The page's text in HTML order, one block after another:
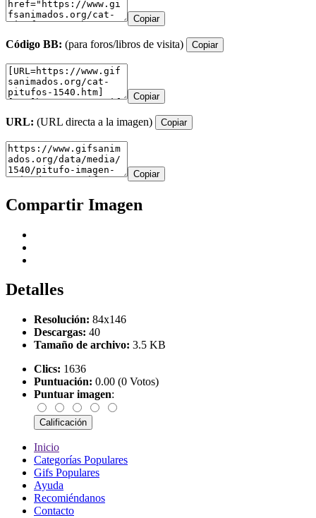
Copiar
Código BB: (para foros/libros de visita) Copiar
Copiar
URL: (URL directa a la imagen) Copiar
Copiar
Compartir Imagen
Detalles
Resolución: 84x146
Descargas: 40
Tamaño de archivo: 3.5 KB
Clics: 1636
Puntuación: 0.00 (0 Votos)
Puntuar imagen:
Inicio
Categorías Populares
Gifs Populares
Ayuda
Recomiéndanos
Contacto